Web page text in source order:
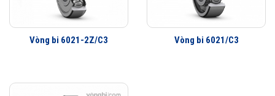
Vòng bi 6021-2Z/C3 Vòng bi 6021/C3